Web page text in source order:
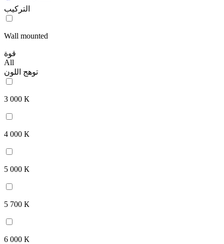
التركيب
Wall mounted
قوة
All
توهج اللون
3 000 К
4 000 К
5 000 К
5 700 К
6 000 К